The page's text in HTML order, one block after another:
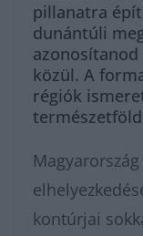
pillanatra
dunántúli
közül. A
régiók
kontúrjai